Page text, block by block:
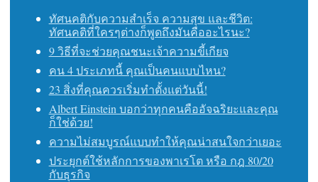
ทัศนคติกับความสำเร็จ ความสุข และชีวิต:
ทัศนคติที่ใครๆต่างก็พูดถึงมันคืออะไรนะ?
9 วิธีที่จะช่วยคุณชนะเจ้าความขี้เกียจ
คน 4 ประเภทนี้ คุณเป็นคนแบบไหน?
23 สิ่งที่คุณควรเริ่มทำตั้งแต่วันนี้!
Albert Einstein บอกว่าทุกคนคืออัจฉริยะและคุณ
ก็ใช่ด้วย!
ความไม่สมบูรณ์แบบทำให้คุณน่าสนใจกว่าเยอะ
ประยุกต์ใช้หลักการของพาเรโต หรือ กฎ 80/20
กับธุรกิจ